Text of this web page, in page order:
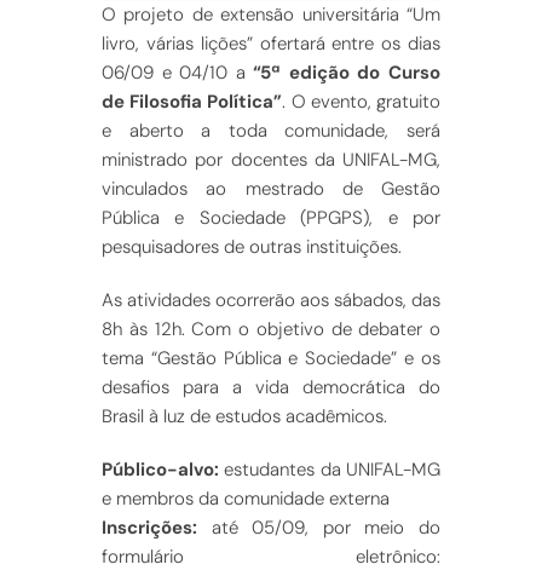
O projeto de extensão universitária “Um
livro, várias lições” ofertará entre os dias
06/09 e 04/10 a“5ª edição do Curso
de Filosofia Política”. O evento, gratuito
e aberto a toda comunidade, será
ministrado por docentes da UNIFAL-MG,
vinculados ao mestrado de Gestão
Pública e Sociedade (PPGPS), e por
pesquisadores de outras instituições.
As atividades ocorrerão aos sábados, das
8h às 12h. Com o objetivo de debater o
tema “Gestão Pública e Sociedade” e os
desafios para a vida democrática do
Brasil à luz de estudos acadêmicos.
Público-alvo: estudantes da UNIFAL-MG
e membros da comunidade externa
Inscrições: até 05/09, por meio do
formulário eletrônico: